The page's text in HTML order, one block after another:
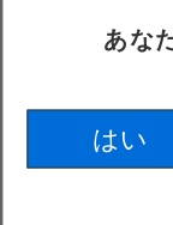
あな
はい